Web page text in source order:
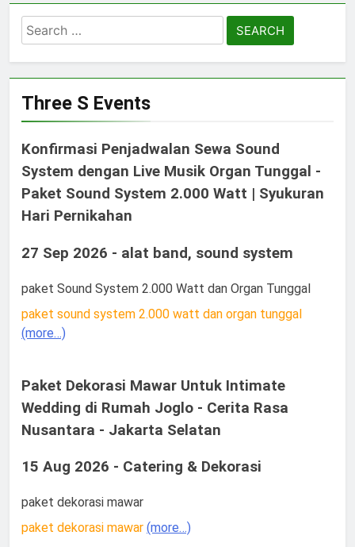
Search
for:
Three S Events
Konfirmasi Penjadwalan Sewa Sound
System dengan Live Musik Organ Tunggal -
Paket Sound System 2.000 Watt | Syukuran
Hari Pernikahan
27 Sep 2026 - alat band, sound system
paket Sound System 2.000 Watt dan Organ Tunggal
paket sound system 2.000 watt dan organ tunggal
(more…)
Paket Dekorasi Mawar Untuk Intimate
Wedding di Rumah Joglo - Cerita Rasa
Nusantara - Jakarta Selatan
15 Aug 2026 - Catering & Dekorasi
paket dekorasi mawar
paket dekorasi mawar (more…)